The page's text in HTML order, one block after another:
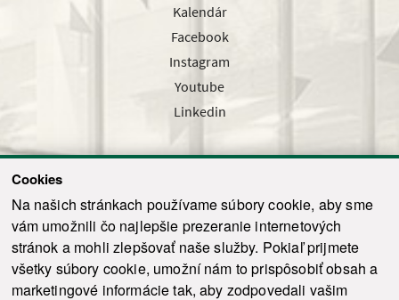
Cookies
Na našich stránkach používame súbory cookie, aby sme
vám umožnili čo najlepšie prezeranie internetových
stránok a mohli zlepšovať naše služby. Pokiaľ prijmete
všetky súbory cookie, umožní nám to prispôsobiť obsah a
marketingové informácie tak, aby zodpovedali vašim
Kalendár
Facebook
Instagram
Youtube
Linkedin
Odoslať